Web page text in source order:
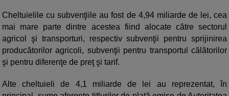
Cheltuielile cu subvenţiile au fost de 4,94 miliarde de lei, cea
mai mare parte dintre acestea fiind alocate către sectorul
agricol şi transporturi, respectiv subvenţii pentru sprijinirea
producătorilor agricoli, subvenţii pentru transportul călătorilor
şi pentru diferenţe de preţ şi tarif.
Alte cheltuieli de 4,1 miliarde de lei au reprezentat, în